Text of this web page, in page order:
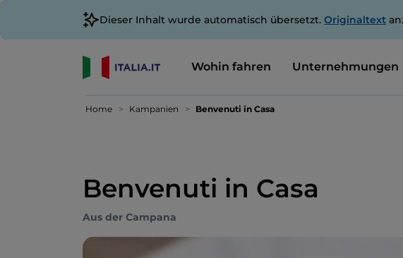
Dieser Inhalt wurde automatisch übersetzt. Originaltext
Wohin fahren Unternehmungen
Home Kampanien Benvenuti in Casa
Benvenuti in Casa
Aus der Campana